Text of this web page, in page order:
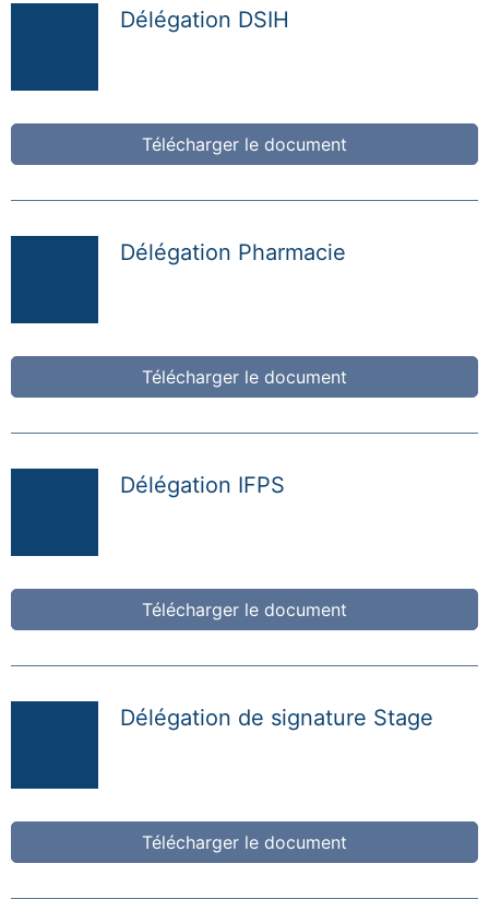
Délégation DSIH
Télécharger le document
Délégation Pharmacie
Télécharger le document
Délégation IFPS
Télécharger le document
Délégation de signature Stage
Télécharger le document